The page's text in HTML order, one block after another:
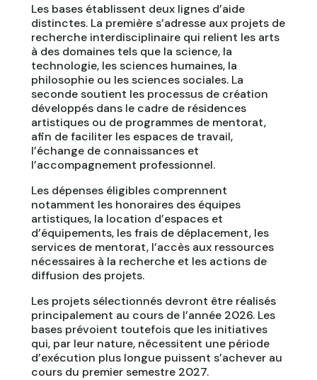
Les bases établissent deux lignes d’aide
distinctes. La première s’adresse aux projets de
recherche interdisciplinaire qui relient les arts
à des domaines tels que la science, la
technologie, les sciences humaines, la
philosophie ou les sciences sociales. La
seconde soutient les processus de création
développés dans le cadre de résidences
artistiques ou de programmes de mentorat,
afin de faciliter les espaces de travail,
l’échange de connaissances et
l’accompagnement professionnel.
Les dépenses éligibles comprennent
notamment les honoraires des équipes
artistiques, la location d’espaces et
d’équipements, les frais de déplacement, les
services de mentorat, l’accès aux ressources
nécessaires à la recherche et les actions de
diffusion des projets.
Les projets sélectionnés devront être réalisés
principalement au cours de l’année 2026. Les
bases prévoient toutefois que les initiatives
qui, par leur nature, nécessitent une période
d’exécution plus longue puissent s’achever au
cours du premier semestre 2027.